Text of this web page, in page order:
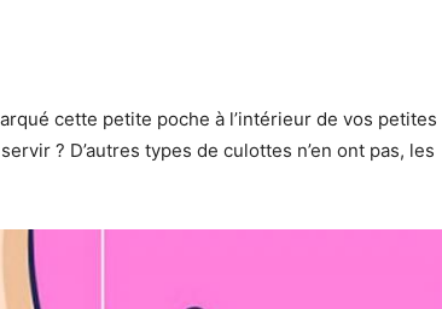
cette petite poche à l’intérieur de vos petites
? D’autres types de culottes n’en ont pas, les